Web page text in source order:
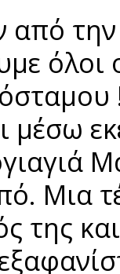
από
μέσω
Μια
της